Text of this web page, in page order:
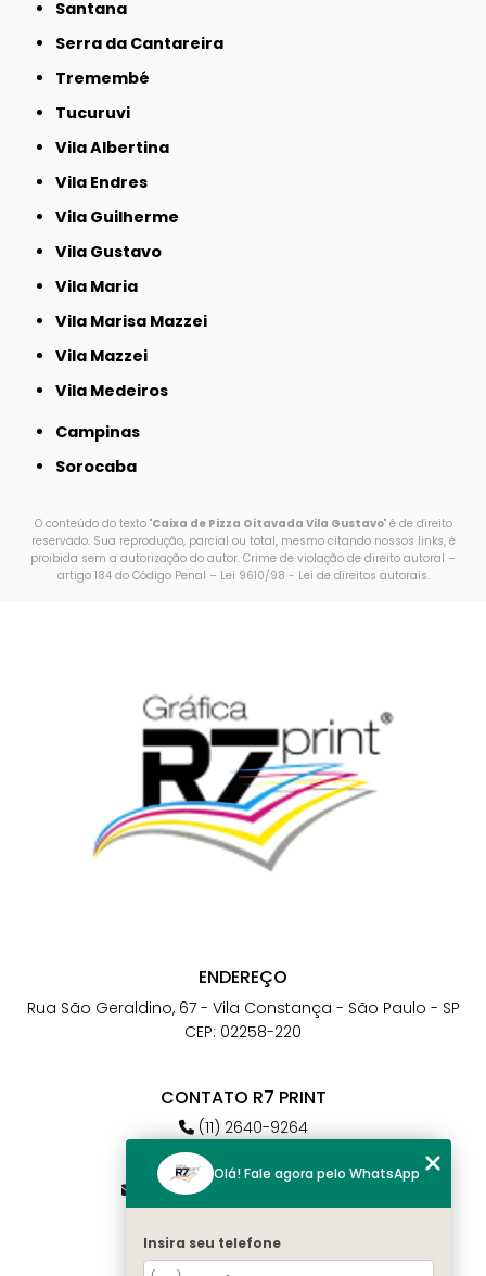
Santana
Serra da Cantareira
Tremembé
Tucuruvi
Vila Albertina
Vila Endres
Vila Guilherme
Vila Gustavo
Vila Maria
Vila Marisa Mazzei
Vila Mazzei
Vila Medeiros
Campinas
Sorocaba
O conteúdo do texto "Caixa de Pizza Oitavada Vila Gustavo" é de direito
reservado. Sua reprodução, parcial ou total, mesmo citando nossos links, é
proibida sem a autorização do autor. Crime de violação de direito autoral –
artigo 184 do Código Penal – Lei 9610/98 - Lei de direitos autorais.
ENDEREÇO
Rua São Geraldino, 67 - Vila Constança - São Paulo - SP
CEP: 02258-220
CONTATO R7 PRINT
(11) 2640-9264
(11) 98784-6664
atendimento@r7print.com.br
MENU
Olá! Fale agora pelo WhatsApp
Insira seu telefone